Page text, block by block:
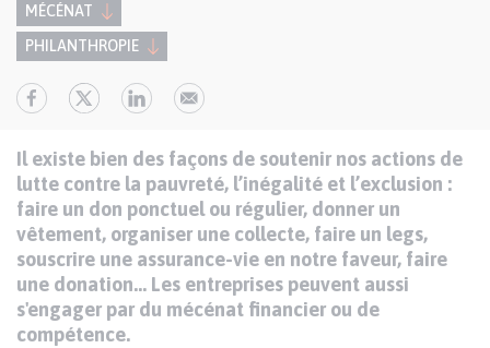
MÉCÉNAT
PHILANTHROPIE
Il existe bien des façons de soutenir nos actions de
lutte contre la pauvreté, l’inégalité et l’exclusion :
faire un don ponctuel ou régulier, donner un
vêtement, organiser une collecte, faire un legs,
souscrire une assurance-vie en notre faveur, faire
une donation… Les entreprises peuvent aussi
s'engager par du mécénat financier ou de
compétence.